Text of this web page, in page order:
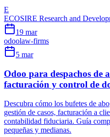
E
ECOSIRE Research and
19 mar
odoolaw-firms
5 mar
Odoo para despachos de
facturación y control de
Descubra cómo los bufetes de
gestión de casos, facturación a
contabilidad fiduciaria. Guía
pequeñas y medianas.